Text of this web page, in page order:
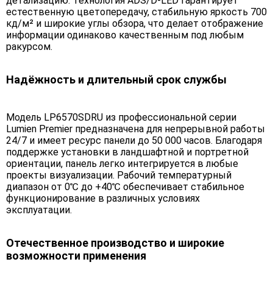
естественную цветопередачу, стабильную яркость 700
кд/м² и широкие углы обзора, что делает отображение
информации одинаково качественным под любым
ракурсом.
Надёжность и длительный срок службы
Модель LP6570SDRU из профессиональной серии
Lumien Premier предназначена для непрерывной работы
24/7 и имеет ресурс панели до 50 000 часов. Благодаря
поддержке установки в ландшафтной и портретной
ориентации, панель легко интегрируется в любые
проекты визуализации. Рабочий температурный
диапазон от 0℃ до +40℃ обеспечивает стабильное
функционирование в различных условиях
эксплуатации.
Отечественное производство и широкие
возможности применения